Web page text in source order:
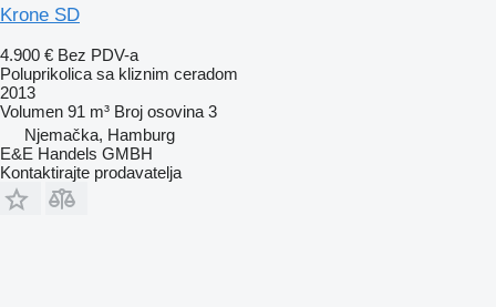
Krone SD
4.900 € Bez PDV-a
Poluprikolica sa kliznim ceradom
2013
Volumen 91 m³ Broj osovina 3
Njemačka, Hamburg
E&E Handels GMBH
Kontaktirajte prodavatelja